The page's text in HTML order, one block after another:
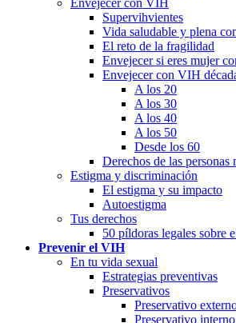
Envejecer con VIH
Supervihvientes
Vida saludable y plena
El reto de la fragilidad
Envejecer si eres mujer
Envejecer con VIH
A los 20
A los 30
A los 40
A los 50
Desde los 60
Derechos de las
Estigma y discriminación
El estigma y su impacto
Autoestigma
Tus derechos
50 píldoras legales sobre
Prevenir el VIH
En tu vida sexual
Estrategias preventivas
Preservativos
Preservativo
Preservativo interno